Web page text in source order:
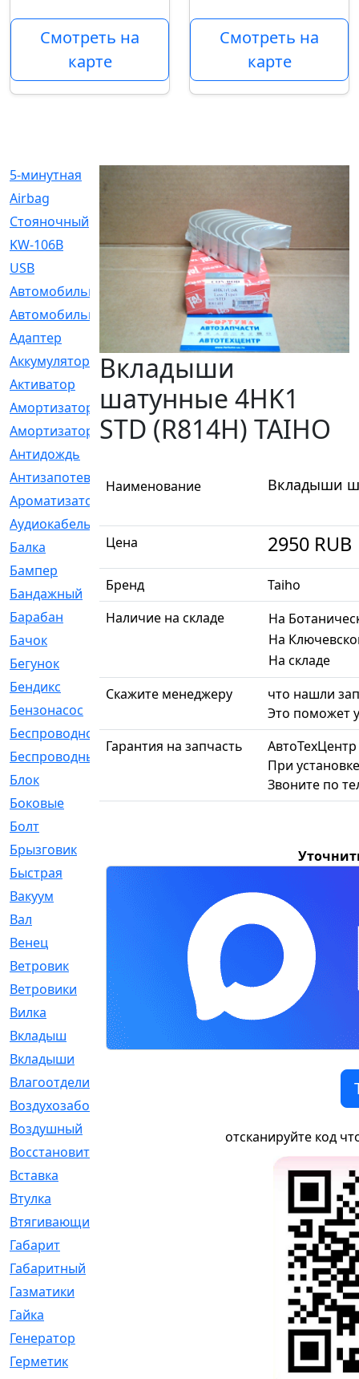
Смотреть на
карте
Смотреть на
карте
5-минутная
Airbag
[18]
Cтояночный
KW-106B
[0]
USB
[6]
Автомобильное
Автомобильный
Адаптер
Аккумулятор
[2]
Активатор
[1]
Амортизатор
[608]
Амортизаторы
[21]
Антидождь
Антизапотеватель
Ароматизатор
Аудиокабель
[2]
Балка
Бампер
[137]
Бандажный
Барабан
[5]
Бачок
Бегунок
Бендикс
[26]
Бензонасос
Беспроводное
[2]
Беспроводные
[1]
Блок
Боковые
[4]
Болт
Брызговик
Быстрая
Вакуум
Вал
Венец
Ветровик
Ветровики
Вилка
Вкладыш
Вкладыши
Влагоотделитель
Воздухозаборник
Воздушный
Восстановительный
Вставка
Втулка
Втягивающий
Габарит
Габаритный
Газматики
Гайка
Генератор
Герметик
Вкладыши
шатунные 4HK1
STD (R814H) TAIHO
Наименование Вкладыши
Цена 2950 RUB
Бренд
Taiho
Наличие на складе
На
На
На складе
Скажите менеджеру
что нашли
Это поможет
Гарантия на запчасть
При
Звоните по
отсканируйте код